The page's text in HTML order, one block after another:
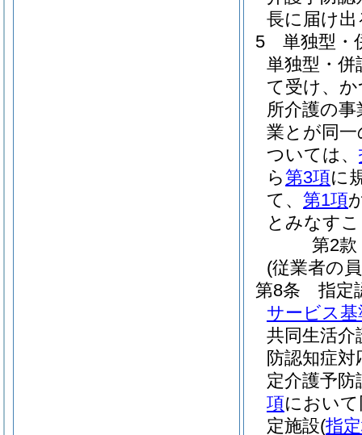
長に届け
5
単独型・
単独型・併
て受け、
所介護の
業とが同
ついては、
ら第3項に
て、 第1項
とみなす
第2款
(従業者の
第8条
指定
サービス
共同生活介
防認知症
定介護予
項におい
定施設(指